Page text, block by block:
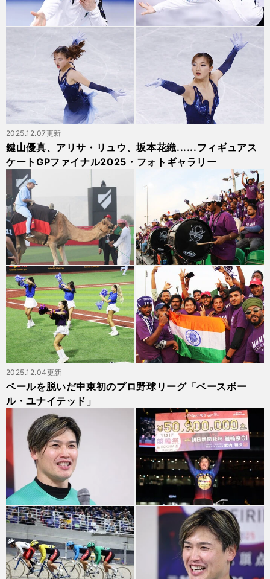
鍵山優真、アリサ・リュウ、坂本花織......フィギュアス
ケートGPファイナル2025・フォトギャラリー
2025.12.07更新
ベールを脱いだ中東初のプロ野球リーグ「ベースボー
ル・ユナイテッド」
2025.12.04更新